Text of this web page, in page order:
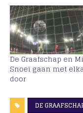
De Graafschap en
Snoei gaan met
door
DE